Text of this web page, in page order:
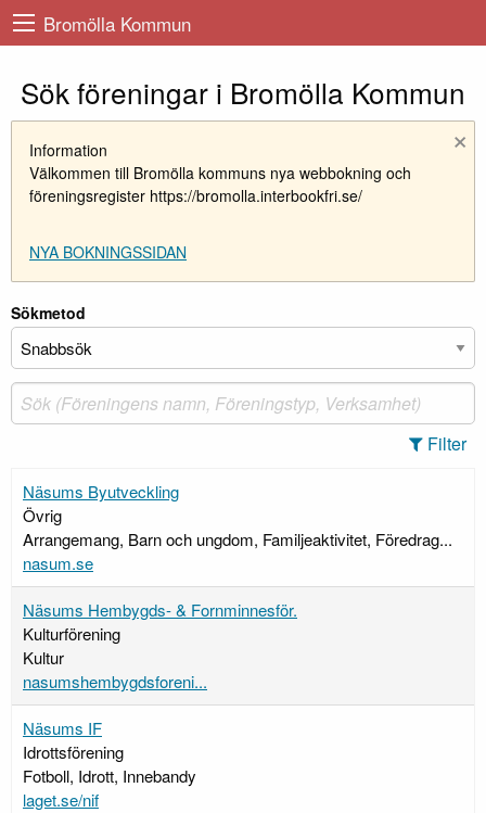
Bromölla Kommun
Sök föreningar i Bromölla Kommun
×
Information
Välkommen till Bromölla kommuns nya webbokning och
föreningsregister https://bromolla.interbookfri.se/
NYA BOKNINGSSIDAN
Sökmetod
Filter
Näsums Byutveckling
Övrig
Arrangemang, Barn och ungdom, Familjeaktivitet, Föredrag...
nasum.se
Näsums Hembygds- & Fornminnesför.
Kulturförening
Kultur
nasumshembygdsforeni...
Näsums IF
Idrottsförening
Fotboll, Idrott, Innebandy
laget.se/nif